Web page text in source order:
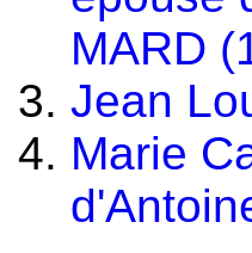
MARD
Jean
Marie